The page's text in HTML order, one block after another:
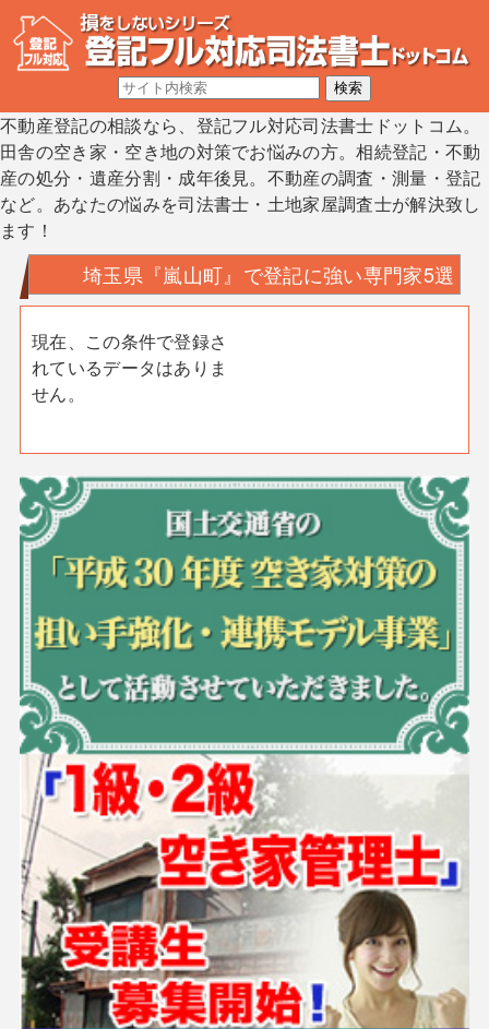
不動産登記の相談なら、登記フル対応司法書士ドットコム。
田舎の空き家・空き地の対策でお悩みの方。相続登記・不動
産の処分・遺産分割・成年後見。不動産の調査・測量・登記
など。あなたの悩みを司法書士・土地家屋調査士が解決致し
ます！
埼玉県『嵐山町』で登記に強い専門家5選
現在、この条件で登録さ
れているデータはありま
せん。